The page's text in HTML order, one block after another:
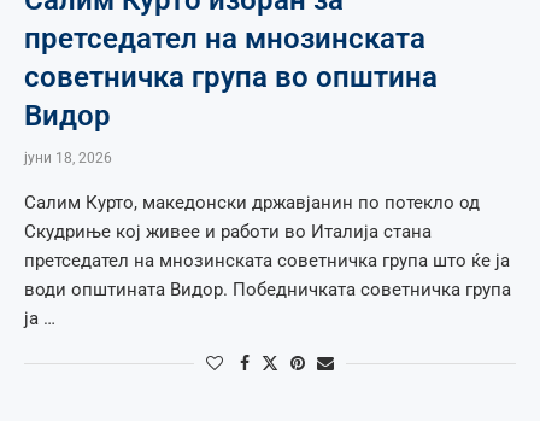
претседател на мнозинската
советничка група во општина
Видор
јуни 18, 2026
Салим Курто, македонски државјанин по потекло од
Скудриње кој живее и работи во Италија стана
претседател на мнозинската советничка група што ќе ја
води општината Видор. Победничката советничка група
ја …